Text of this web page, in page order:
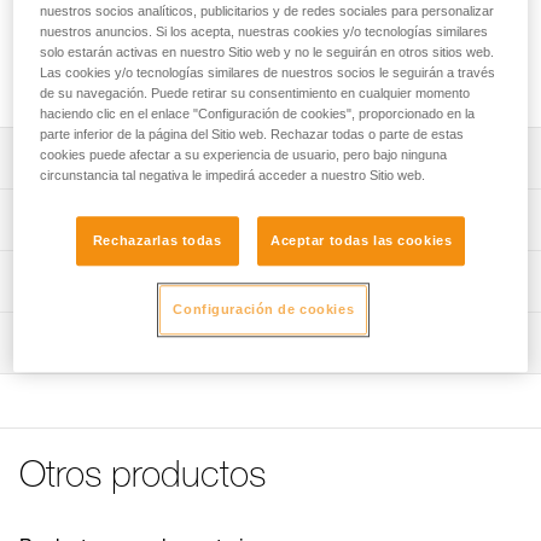
AIRLINE y las hondillas JET. Su doble fondo permite
almacenar dos líneas de lanzamiento de forma
independiente. Una vez plegado dentro de su bolsa, el
conjunto se integra perfectamente en un saco BUCKET.
Descripción
cordinos AIRLINE y de las hondillas JET.
Doble fondo que permite almacenar dos líneas de
lanzamiento de forma independiente.
Características técnicas
Colores: amarillo/negro
Información técnica
Otros productos
nuestros socios analíticos, publicitarios y de redes sociales para personalizar
nuestros anuncios. Si los acepta, nuestras cookies y/o tecnologías similares
solo estarán activas en nuestro Sitio web y no le seguirán en otros sitios web.
Las cookies y/o tecnologías similares de nuestros socios le seguirán a través
de su navegación. Puede retirar su consentimiento en cualquier momento
haciendo clic en el enlace "Configuración de cookies", proporcionado en la
parte inferior de la página del Sitio web. Rechazar todas o parte de estas
cookies puede afectar a su experiencia de usuario, pero bajo ninguna
circunstancia tal negativa le impedirá acceder a nuestro Sitio web.
Rechazarlas todas Aceptar todas las cookies
Configuración de cookies